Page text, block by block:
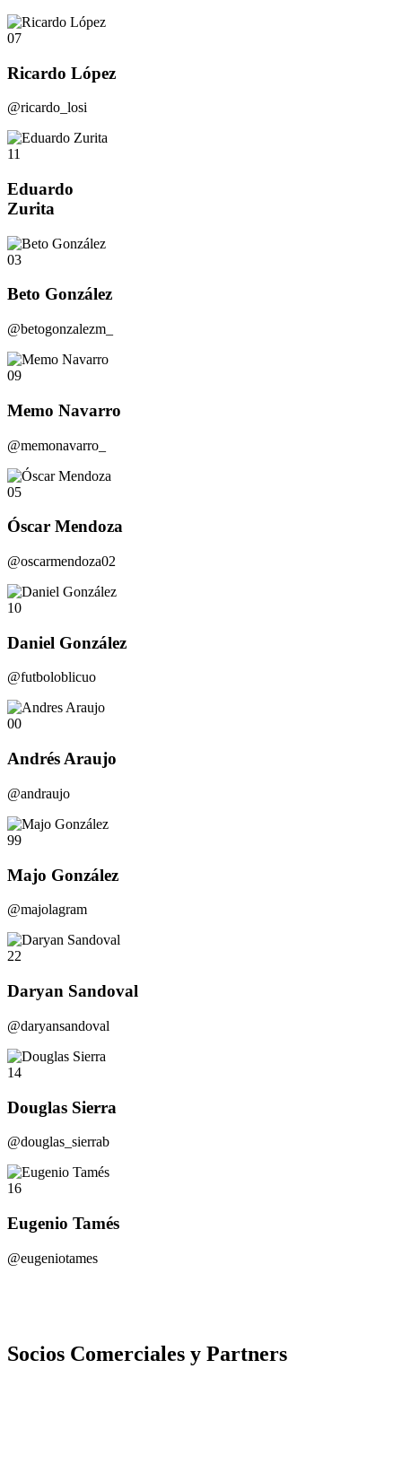
07
Ricardo López
@ricardo_losi
11
Eduardo
Zurita
03
Beto González
@betogonzalezm_
09
Memo Navarro
@memonavarro_
05
Óscar Mendoza
@oscarmendoza02
10
Daniel González
@futboloblicuo
00
Andrés Araujo
@andraujo
99
Majo González
@majolagram
22
Daryan Sandoval
@daryansandoval
14
Douglas Sierra
@douglas_sierrab
16
Eugenio Tamés
@eugeniotames
Socios Comerciales y Partners